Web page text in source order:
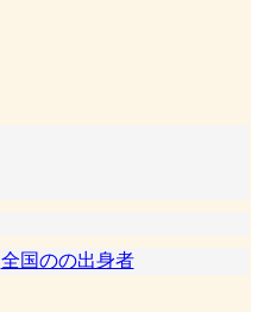
全国のの出身者